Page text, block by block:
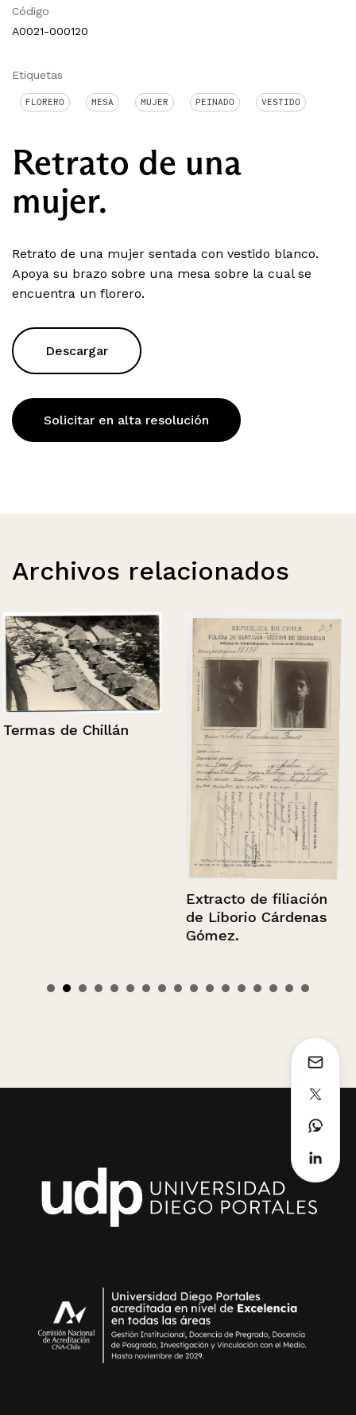
Código
A0021-000120
Etiquetas
FLORERO MESA MUJER PEINADO VESTIDO
Retrato de una
mujer.
Retrato de una mujer sentada con vestido blanco.
Apoya su brazo sobre una mesa sobre la cual se
encuentra un florero.
Descargar
Solicitar en alta resolución
Archivos relacionados
Termas de Chillán
Extracto de filiación
de Liborio Cárdenas
Gómez.